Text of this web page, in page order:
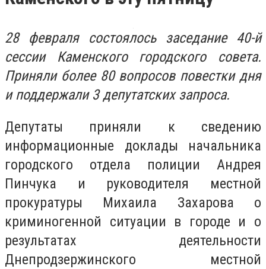
28 февраля состоялось заседание 40-й
сессии Каменского городского совета.
Приняли более 80 вопросов повестки дня
и поддержали 3 депутатских запроса.
Депутаты приняли к сведению
информационные доклады начальника
городского отдела полиции Андрея
Пинчука и руководителя местной
прокуратуры Михаила Захарова о
криминогенной ситуации в городе и о
результатах деятельности
Днепродзержинского местной